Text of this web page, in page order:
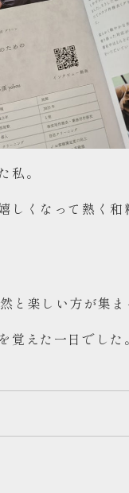
私。
しくなって熱く
楽しい方が集ま
覚えた一日でした。